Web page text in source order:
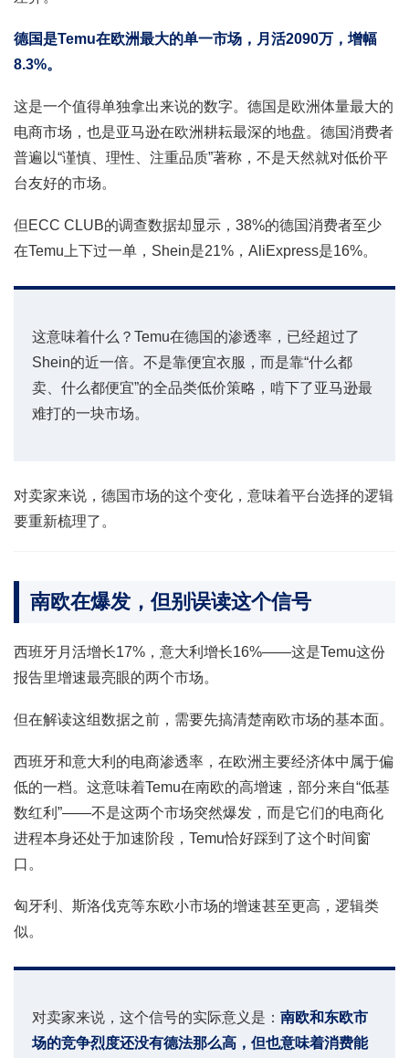
德国是Temu在欧洲最大的单一市场，月活2090万，增幅
8.3%。
这是一个值得单独拿出来说的数字。德国是欧洲体量最大的
电商市场，也是亚马逊在欧洲耕耘最深的地盘。德国消费者
普遍以“谨慎、理性、注重品质”著称，不是天然就对低价平
台友好的市场。
但ECC CLUB的调查数据却显示，38%的德国消费者至少
在Temu上下过一单，Shein是21%，AliExpress是16%。
这意味着什么？Temu在德国的渗透率，已经超过了
Shein的近一倍。不是靠便宜衣服，而是靠“什么都
卖、什么都便宜”的全品类低价策略，啃下了亚马逊最
难打的一块市场。
对卖家来说，德国市场的这个变化，意味着平台选择的逻辑
要重新梳理了。
南欧在爆发，但别误读这个信号
西班牙月活增长17%，意大利增长16%——这是Temu这份
报告里增速最亮眼的两个市场。
但在解读这组数据之前，需要先搞清楚南欧市场的基本面。
西班牙和意大利的电商渗透率，在欧洲主要经济体中属于偏
低的一档。这意味着Temu在南欧的高增速，部分来自“低基
数红利”——不是这两个市场突然爆发，而是它们的电商化
进程本身还处于加速阶段，Temu恰好踩到了这个时间窗
口。
匈牙利、斯洛伐克等东欧小市场的增速甚至更高，逻辑类
似。
对卖家来说，这个信号的实际意义是： 南欧和东欧市
场的竞争烈度还没有德法那么高，但也意味着消费能